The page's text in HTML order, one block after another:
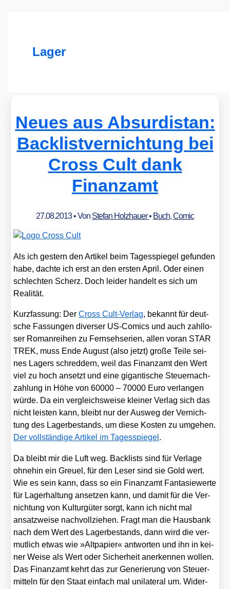
Lager
Neues aus Absurdistan:
Backlistvernichtung bei
Cross Cult dank
Finanzamt
27.08.2013• Von Stefan Holzhauer• Buch,Comic
Als ich ges­tern den Arti­kel beim Tages­spie­gel gefun­den
habe, dach­te ich erst an den ers­ten April. Oder einen
schlech­ten Scherz. Doch lei­der han­delt es sich um
Rea­li­tät.
Kurz­fas­sung: DerCross Cult-Ver­lag, bekannt für deut­
sche Fas­sun­gen diver­ser US-Comics und auch zahl­lo­
ser Roman­rei­hen zu Fern­seh­se­ri­en, allen vor­an STAR
TREK, muss Ende August (also jetzt) gro­ße Tei­le sei­
nes Lagers schred­dern, weil das Finanz­amt den Wert
viel zu hoch ansetzt und eine gigan­ti­sche Steu­er­nach­
zah­lung in Höhe von 60000 – 70000 Euro ver­lan­gen
wür­de. Da ein ver­gleichs­wei­se klei­ner Ver­lag sich das
nicht leis­ten kann, bleibt nur der Aus­weg der Ver­nich­
tung des Lager­be­stands, um die­se Kos­ten zu umge­hen.
Der voll­stän­di­ge Arti­kel im Tages­spie­gel .
Da bleibt mir die Luft weg. Back­lists sind für Ver­la­ge
ohne­hin ein Greu­el, für den Leser sind sie Gold wert.
Wie es sein kann, dass so ein Finanz­amt Fan­ta­sie­wer­te
für Lager­hal­tung anset­zen kann, und damit für die Ver­
nich­tung von Kul­tur­gü­ter sorgt, kann ich nicht mal
ansatz­wei­se nach­voll­zie­hen. Fragt man die Haus­bank
nach dem Wert des Lager­be­stands, dann wird die ver­
mut­lich etwas wie »Alt­pa­pier« ant­wor­ten und ihn in kei­
ner Wei­se als Wert oder Sicher­heit aner­ken­nen wol­len.
Das Finanz­amt kehrt das zur Gene­rie­rung von Steu­er­
mit­teln für den Staat ein­fach mal uni­la­te­ral um. Wider­